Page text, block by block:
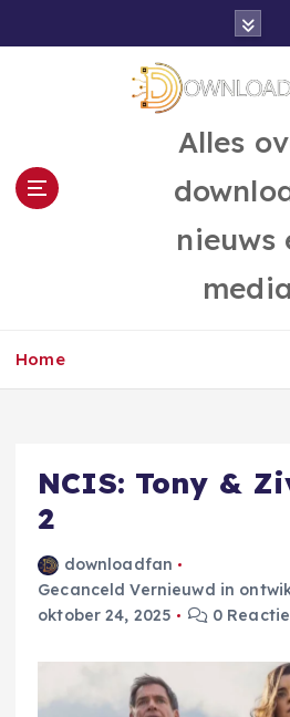
Alles
nieuws
media
Home
NCIS: Tony &
2
downloadfan
Gecanceld Vernieuwd in
oktober 24, 2025
0